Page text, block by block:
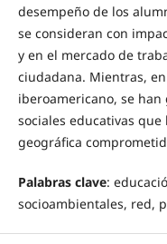
desempeño de los
se consideran con
y en el mercado de
ciudadana. Mientras,
iberoamericano, se
sociales educativas
geográfica
Palabras clave:
socioambientales, red,